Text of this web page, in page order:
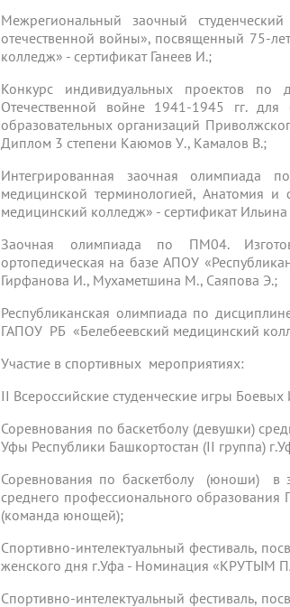
Межрегиональный заочный
отечественной войны», посвященный 75-
колледж» - сертификат Ганеев И.;
Конкурс индивидуальных проектов
Отечественной войне 1941-1945 гг. для
образовательных организаций
Диплом 3 степени Каюмов У., Камалов В.;
Интегрированная заочная олимпиада
медицинской терминологией, Анатомия
медицинский колледж» - сертификат Ильина
Заочная олимпиада по ПМ04.
ортопедическая на базе АПОУ
Гирфанова И., Мухаметшина М., Саяпова Э.;
Республиканская олимпиада по
ГАПОУ РБ «Белебеевский медицинский
Участие в спортивных мероприятиях:
II Всероссийские студенческие игры
Соревнования по баскетболу (девушки)
Уфы Республики Башкортостан (II группа)
Соревнования по баскетболу (юноши) в
среднего профессионального
(команда юнощей);
Спортивно-интелектуальный фестиваль,
женского дня г.Уфа - Номинация «КРУТЫМ
Спортивно-интелектуальный фестиваль,